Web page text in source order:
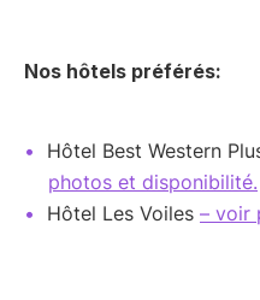
Nos hôtels préférés:
Hôtel Best Western
photos et disponibilité.
Hôtel Les Voiles – voir